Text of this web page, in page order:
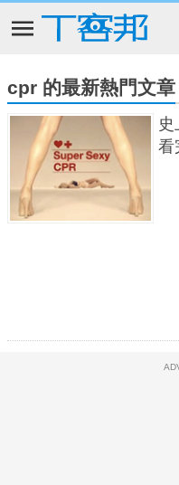
cpr 的最新熱門文章
史
看